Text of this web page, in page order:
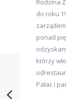
Rodzina
do roku
ponad
którzy
Pałac i